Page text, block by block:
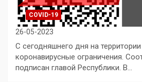
COVID-19
26-05-2023
С сегодняшнего дня на
коронавирусные ограничения.
подписан главой Республики. В…